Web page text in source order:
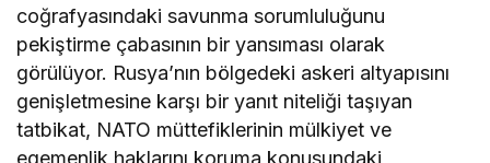
coğrafyasındaki savunma sorumluluğunu
pekiştirme çabasının bir yansıması olarak
görülüyor. Rusya’nın bölgedeki askeri altyapısını
genişletmesine karşı bir yanıt niteliği taşıyan
tatbikat, NATO müttefiklerinin mülkiyet ve
egemenlik haklarını koruma konusundaki